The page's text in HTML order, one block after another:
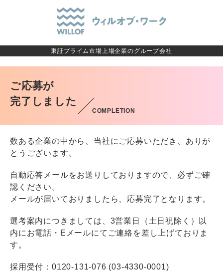
東証プライム市場上場企業のグループ会社
ご応募が
完了しました
COMPLETION
数ある企業の中から、当社にご応募いただき、ありが
とうございます。
自動応答メールをお送りしておりますので、必ずご確
認ください。
メールが届いておりましたら、応募完了となります。
選考案内につきましては、3営業日（土日祝除く）以
内にお電話・Eメールにてご連絡を差し上げておりま
す。
採用受付：0120-131-076 (03-4330-0001)